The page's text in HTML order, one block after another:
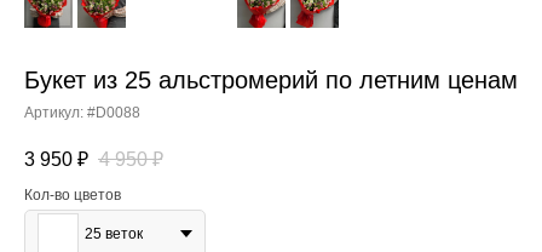
Букет из 25 альстромерий по летним ценам
Артикул: #D0088
3 950 ₽ 4 950 ₽
Кол-во цветов
25 веток